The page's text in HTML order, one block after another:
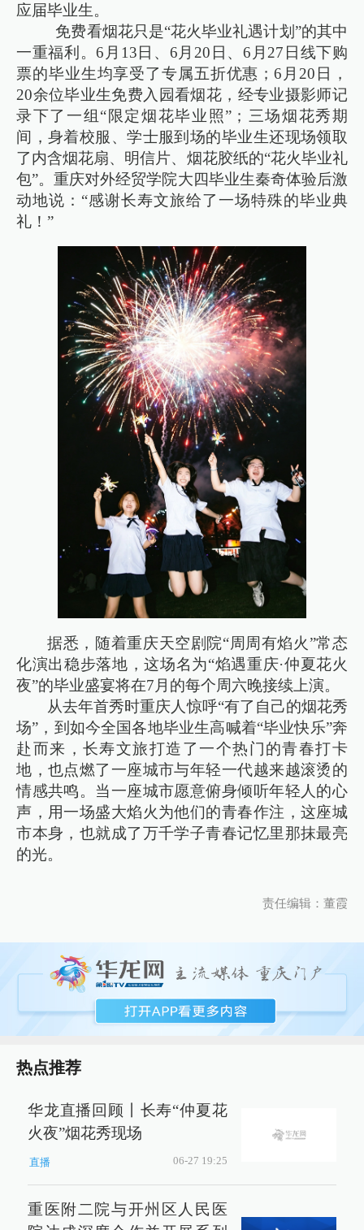
应届毕业生。
免费看烟花只是“花火毕业礼遇计划”的其中
一重福利。6月13日、6月20日、6月27日线下购
票的毕业生均享受了专属五折优惠；6月20日，
20余位毕业生免费入园看烟花，经专业摄影师记
录下了一组“限定烟花毕业照”；三场烟花秀期
间，身着校服、学士服到场的毕业生还现场领取
了内含烟花扇、明信片、烟花胶纸的“花火毕业礼
包”。重庆对外经贸学院大四毕业生秦奇体验后激
动地说：“感谢长寿文旅给了一场特殊的毕业典
礼！”
据悉，随着重庆天空剧院“周周有焰火”常态
化演出稳步落地，这场名为“焰遇重庆·仲夏花火
夜”的毕业盛宴将在7月的每个周六晚接续上演。
从去年首秀时重庆人惊呼“有了自己的烟花秀
场”，到如今全国各地毕业生高喊着“毕业快乐”奔
赴而来，长寿文旅打造了一个热门的青春打卡
地，也点燃了一座城市与年轻一代越来越滚烫的
情感共鸣。当一座城市愿意俯身倾听年轻人的心
声，用一场盛大焰火为他们的青春作注，这座城
市本身，也就成了万千学子青春记忆里那抹最亮
的光。
责任编辑：董霞
热点推荐
华龙直播回顾丨长寿“仲夏花
火夜”烟花秀现场
直播 06-27 19:25
重医附二院与开州区人民医